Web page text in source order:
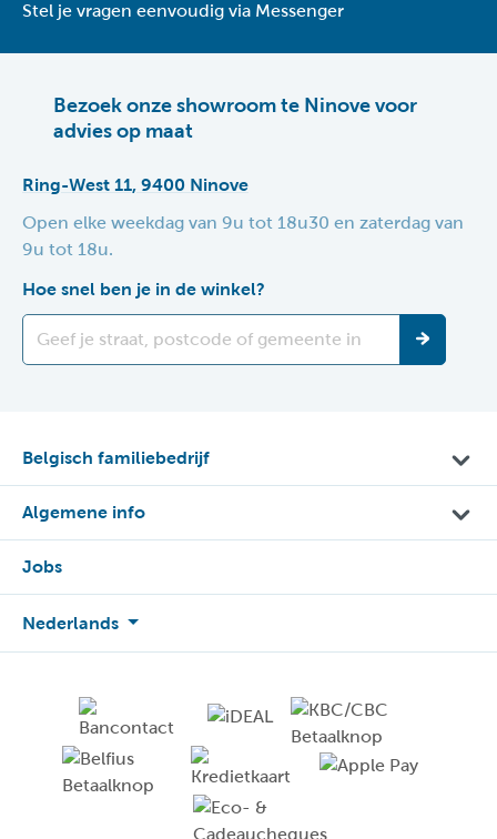
Stel je vragen eenvoudig via Messenger
Bezoek onze showroom te Ninove voor
advies op maat
Ring-West 11, 9400 Ninove
Open elke weekdag van 9u tot 18u30 en zaterdag van
9u tot 18u.
Hoe snel ben je in de winkel?
Belgisch familiebedrijf
Algemene info
Jobs
Nederlands